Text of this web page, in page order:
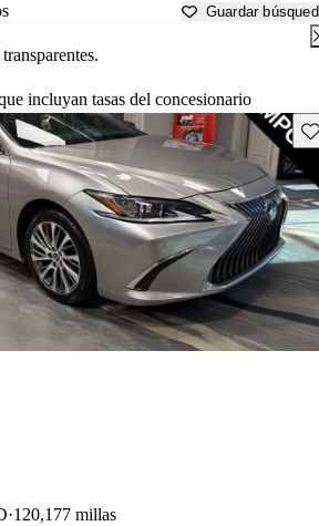
Guardar
incluyan tasas del concesionario
120,177 millas